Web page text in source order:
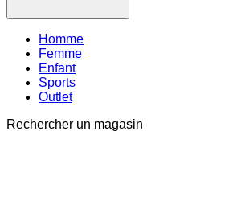
Homme
Femme
Enfant
Sports
Outlet
Rechercher un magasin